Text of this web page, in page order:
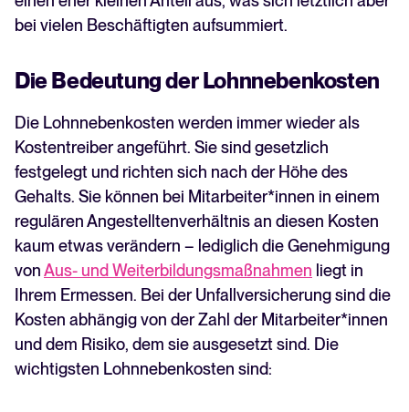
bei vielen Beschäftigten aufsummiert.
Die Bedeutung der Lohnnebenkosten
Die Lohnnebenkosten werden immer wieder als
Kostentreiber angeführt. Sie sind gesetzlich
festgelegt und richten sich nach der Höhe des
Gehalts. Sie können bei Mitarbeiter*innen in einem
regulären Angestelltenverhältnis an diesen Kosten
kaum etwas verändern – lediglich die Genehmigung
vonAus- und Weiterbildungsmaßnahmen liegt in
Ihrem Ermessen. Bei der Unfallversicherung sind die
Kosten abhängig von der Zahl der Mitarbeiter*innen
und dem Risiko, dem sie ausgesetzt sind. Die
wichtigsten Lohnnebenkosten sind: